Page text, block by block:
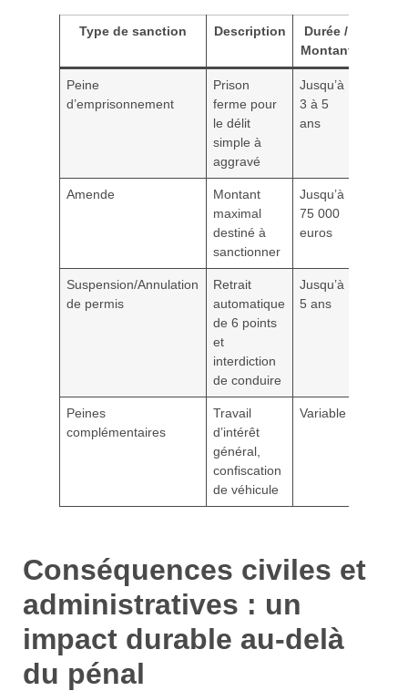
Type de sanction Description
Durée /
Montant
Peine
d’emprisonnement
Prison
ferme pour
le délit
simple à
aggravé
Jusqu’à
3 à 5
ans
Amende
Montant
maximal
destiné à
sanctionner
Jusqu’à
75 000
euros
Suspension/Annulation
de permis
Retrait
automatique
de 6 points
et
interdiction
de conduire
Jusqu’à
5 ans
Peines
complémentaires
Travail
d’intérêt
général,
confiscation
de véhicule
Variable
Conséquences civiles et
administratives : un
impact durable au-delà
du pénal